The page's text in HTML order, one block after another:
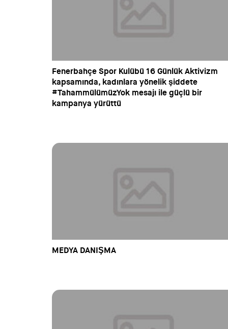
Fenerbahçe Spor Kulübü 16 Günlük Aktivizm
kapsamında, kadınlara yönelik şiddete
#TahammülümüzYok mesajı ile güçlü bir
kampanya yürüttü
MEDYA DANIŞMA